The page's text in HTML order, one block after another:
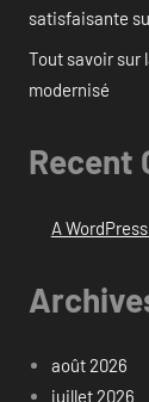
satisfaisante
Tout savoir sur
modernisé
Recent
A
août 2026
juillet 2026